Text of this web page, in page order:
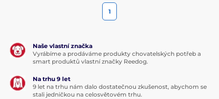
1
Naše vlastní značka
Vyrábíme a prodáváme produkty chovatelských potřeb a
smart produktů vlastní značky Reedog.
Na trhu 9 let
9 let na trhu nám dalo dostatečnou zkušenost, abychom se
stali jedničkou na celosvětovém trhu.